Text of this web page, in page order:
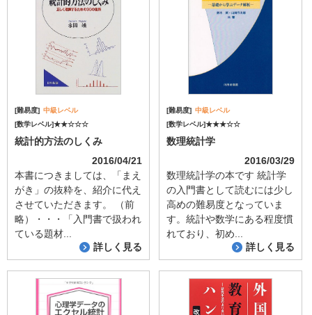
[難易度] 中級レベル
[数学レベル]★★☆☆☆
統計的方法のしくみ
2016/04/21
本書につきましては、「まえ
がき」の抜粋を、紹介に代え
させていただきます。 （前
略）・・・「入門書で扱われ
ている題材...
詳しく見る
[難易度] 中級レベル
[数学レベル]★★★☆☆
数理統計学
2016/03/29
数理統計学の本です 統計学
の入門書として読むには少し
高めの難易度となっていま
す。統計や数学にある程度慣
れており、初め...
詳しく見る